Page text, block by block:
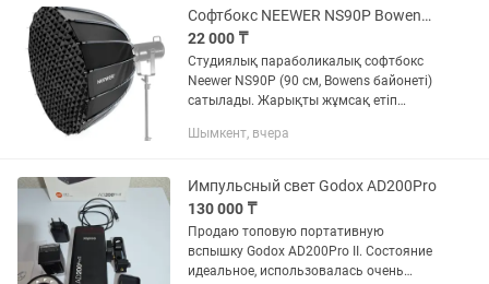
использовалась очень...
Софтбокс NEEWER NS90P Bowens Mount
22 000 ₸
Студиялық параболикалық софтбокс
Neewer NS90P (90 см, Bowens байонеті)
сатылады. Жарықты жұмсақ етіп
түсіруге таптырмайды. Жағдайы:
жыртылған...
Шымкент, вчера
Импульсный свет Godox AD200Pro
130 000 ₸
Продаю топовую портативную
вспышку Godox AD200Pro II. Состояние
идеальное, использовалась очень